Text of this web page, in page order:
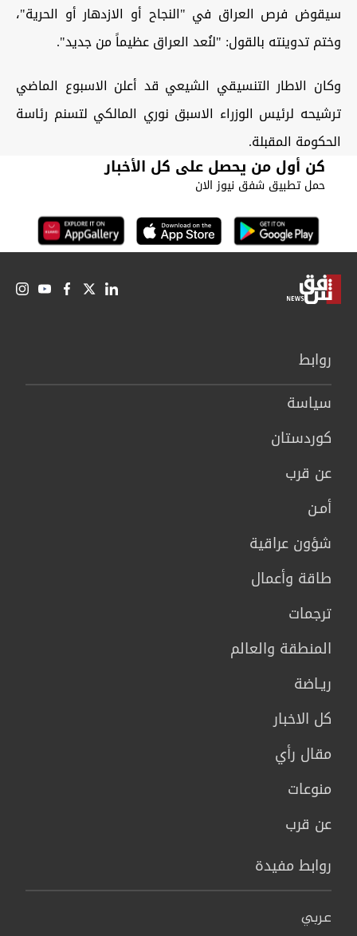
سيقوض فرص العراق في "النجاح أو الازدهار أو الحرية"،
وختم تدوينته بالقول: "لنُعد العراق عظيماً من جديد".
وكان الاطار التنسيقي الشيعي قد أعلن الاسبوع الماضي
ترشيحه لرئيس الوزراء الاسبق نوري المالكي لتسنم رئاسة
الحكومة المقبلة.
كن أول من يحصل على كل الأخبار
حمل تطبيق شفق نيوز الان
روابط
سیاسة
كوردستان
عن قرب
أمـن
شؤون عراقية
طاقة وأعمال
ترجمات
المنطقة والعالم
ريـاضة
كل الاخبار
مقال رأي
منوعات
عن قرب
روابط مفيدة
عربي